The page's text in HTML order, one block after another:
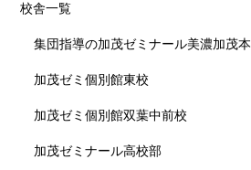
校舎一覧
集団指導の加茂ゼミナール美濃加茂
加茂ゼミ個別館東校
加茂ゼミ個別館双葉中前校
加茂ゼミナール高校部